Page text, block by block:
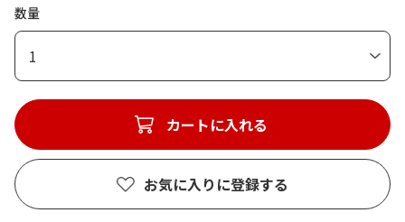
数量
1
カートに入れる
お気に入りに登録する